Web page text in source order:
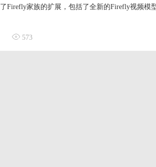
了Firefly家族的扩展，包括了全新的Firefly视频模
573